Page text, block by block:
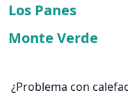
Los Panes
Monte Verde
¿Problema con